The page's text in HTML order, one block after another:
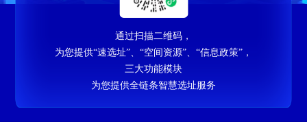
通过扫描二维码，
为您提供“速选址”、“空间资源”、“信息政策”，
三大功能模块
为您提供全链条智慧选址服务